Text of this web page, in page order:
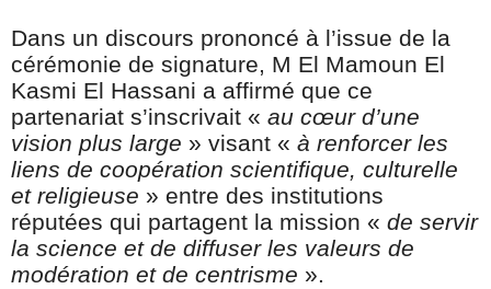
Dans un discours prononcé à l’issue de la
cérémonie de signature, M El Mamoun El
Kasmi El Hassani a affirmé que ce
partenariat s’inscrivait « au cœur d’une
vision plus large » visant « à renforcer les
liens de coopération scientifique, culturelle
et religieuse » entre des institutions
réputées qui partagent la mission « de servir
la science et de diffuser les valeurs de
modération et de centrisme ».